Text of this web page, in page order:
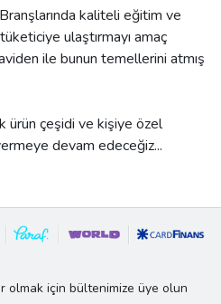
kaliteli eğitim ve
ulaştırmayı amaç
ile bunun temellerini atmış
ürün çeşidi ve kişiye özel
devam edeceğiz...
olmak için bültenimize üye olun